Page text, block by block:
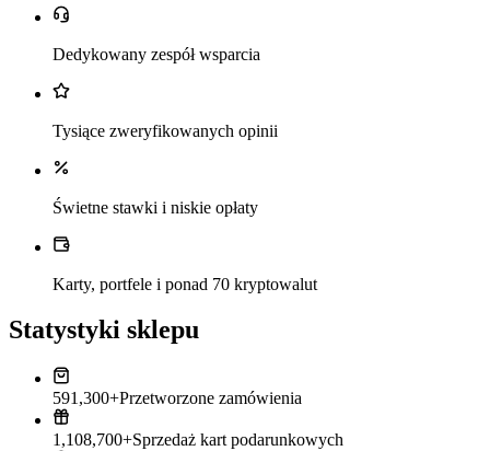
Dedykowany zespół wsparcia
Tysiące zweryfikowanych opinii
Świetne stawki i niskie opłaty
Karty, portfele i ponad 70 kryptowalut
Statystyki sklepu
591,300+Przetworzone zamówienia
1,108,700+Sprzedaż kart podarunkowych